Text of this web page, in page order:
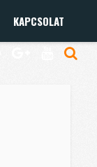
KAPCSOLAT